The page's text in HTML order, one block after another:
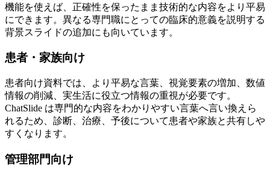
機能を使えば、正確性を保ったまま技術的な内容をより平易
にできます。異なる専門職にとっての臨床的意義を説明する
背景スライドの追加にも向いています。
患者・家族向け
患者向け資料では、より平易な言葉、視覚要素の増加、数値
情報の削減、実生活に役立つ情報の重視が必要です。
ChatSlide は専門的な内容をわかりやすい言葉へ言い換えら
れるため、診断、治療、予後について患者や家族と共有しや
すくなります。
管理部門向け